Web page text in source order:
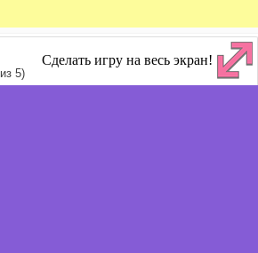
из 5)
Сделать игру на весь экран!